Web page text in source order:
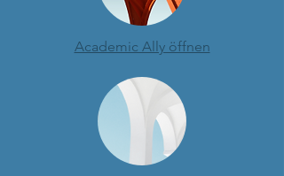
Academic Ally öffnen